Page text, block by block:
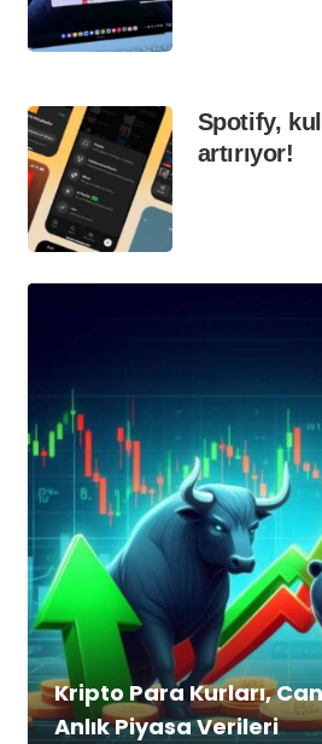
Spotify,
artırıyor!
Kripto Para Kurları,
Anlık Piyasa Verileri